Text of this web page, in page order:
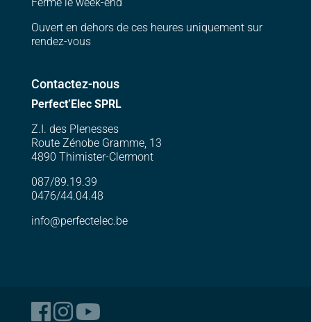
Fermé le week-end
Ouvert en dehors de ces heures uniquement sur
rendez-vous
Contactez-nous
Perfect’Elec SPRL
Z.I. des Plenesses
Route Zénobe Gramme, 13
4890 Thimister-Clermont
087/89.19.39
0476/44.04.48
info@perfectelec.be